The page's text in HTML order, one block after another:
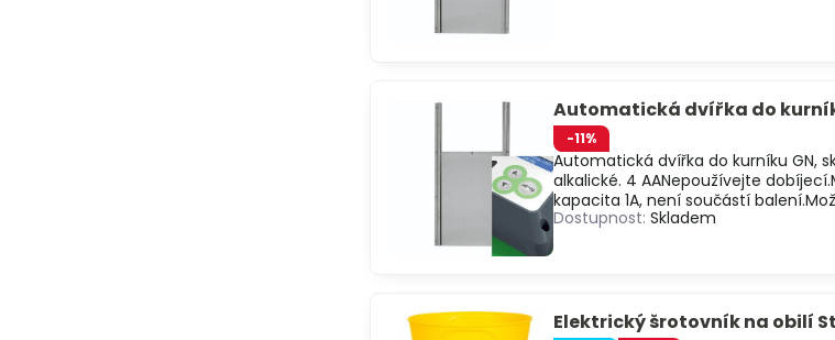
Automatická dvířka do
-11%
Automatická dvířka do kurníku GN,
alkalické. 4 AANepoužívejte
kapacita 1A, není součástí
Dostupnost: Skladem
Elektrický šrotovník na obilí